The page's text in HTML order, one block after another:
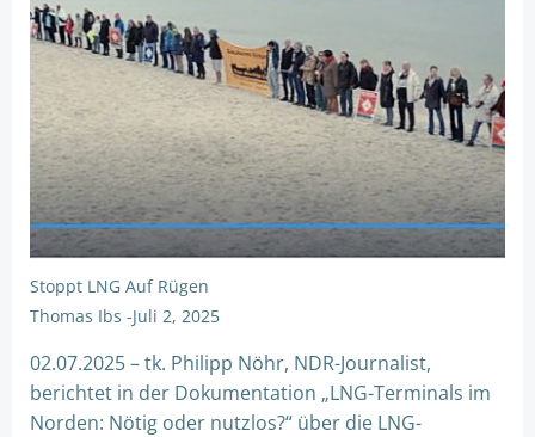
Stoppt LNG Auf Rügen
Thomas Ibs -Juli 2, 2025
02.07.2025 – tk. Philipp Nöhr, NDR-Journalist,
berichtet in der Dokumentation „LNG-Terminals im
Norden: Nötig oder nutzlos?“ über die LNG-